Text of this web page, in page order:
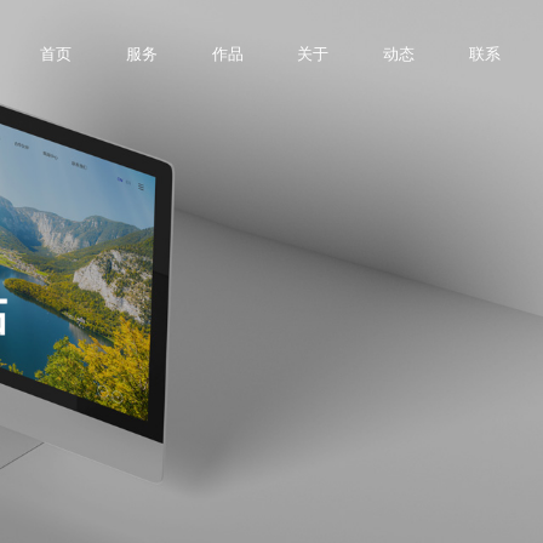
首页 服务
深圳网站制作
个性化网站设计助力企业品牌增值
APP应用开发
满足企业应用场景系统需求
作品
信息化系统的有效提升效率
关于
累计为超过300家客户提供互联网技术
动态
货
联系